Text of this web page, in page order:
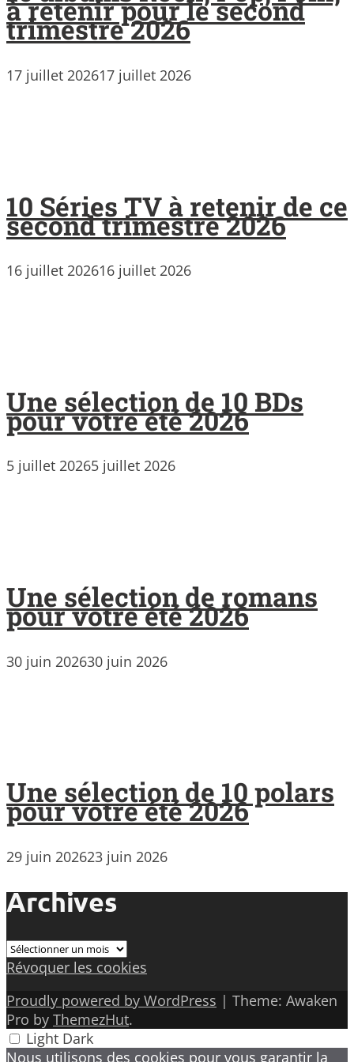
à retenir pour le second
trimestre 2026
17 juillet 202617 juillet 2026
10 Séries TV à retenir de ce
second trimestre 2026
16 juillet 202616 juillet 2026
Une sélection de 10 BDs
pour votre été 2026
5 juillet 20265 juillet 2026
Une sélection de romans
pour votre été 2026
30 juin 202630 juin 2026
Une sélection de 10 polars
pour votre été 2026
29 juin 202623 juin 2026
Archives
Archives
Révoquer les cookies
Proudly powered by WordPress | Theme: Awaken
Pro by ThemezHut.
Light Dark
Nous utilisons des cookies pour vous garantir la